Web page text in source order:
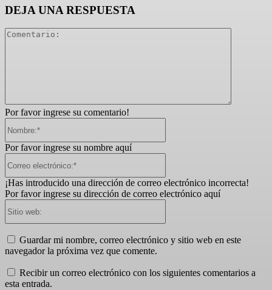
DEJA UNA RESPUESTA
Por favor ingrese su comentario!
Por favor ingrese su nombre aquí
¡Has introducido una dirección de correo electrónico incorrecta!
Por favor ingrese su dirección de correo electrónico aquí
Guardar mi nombre, correo electrónico y sitio web en este
navegador la próxima vez que comente.
Recibir un correo electrónico con los siguientes comentarios a
esta entrada.